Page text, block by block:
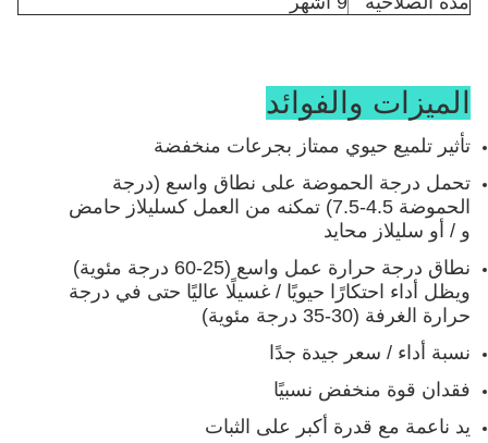
الميزات والفوائد
تأثير تلميع حيوي ممتاز بجرعات منخفضة
تحمل درجة الحموضة على نطاق واسع (درجة
الحموضة 4.5-7.5) تمكنه من العمل كسليلاز حامض
و / أو سليلاز محايد
نطاق درجة حرارة عمل واسع (25-60 درجة مئوية)
ويظل أداء احتكارًا حيويًا / غسيلًا عاليًا حتى في درجة
حرارة الغرفة (30-35 درجة مئوية)
نسبة أداء / سعر جيدة جدًا
فقدان قوة منخفض نسبيًا
يد ناعمة مع قدرة أكبر على الثبات